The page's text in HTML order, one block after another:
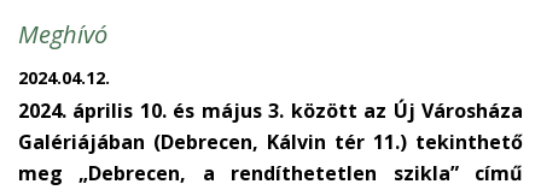
Meghívó
2024.04.12.
2024. április 10. és május 3. között az Új Városháza
Galériájában (Debrecen, Kálvin tér 11.) tekinthető
meg „Debrecen, a rendíthetetlen szikla” című